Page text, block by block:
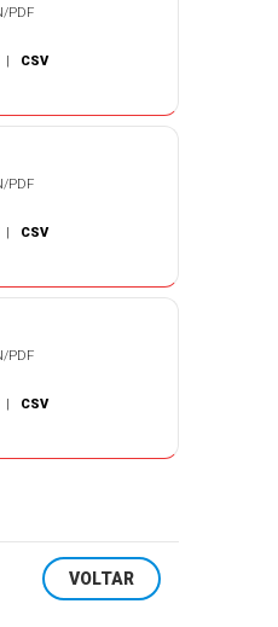
PDF
| CSV
PDF
| CSV
PDF
| CSV
VOLTAR